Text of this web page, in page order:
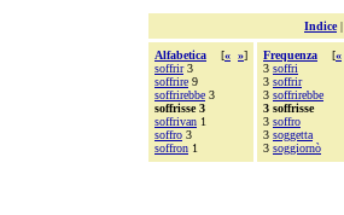
Indice|
Alfabetica [« »]
soffrir3
soffrire 9
soffrirebbe 3
soffrisse 3
soffrivan 1
soffro 3
soffron 1
Frequenza [«
3 soffri
3 soffrir
3 soffrirebbe
3 soffrisse
3 soffro
3 soggetta
3 soggiornò